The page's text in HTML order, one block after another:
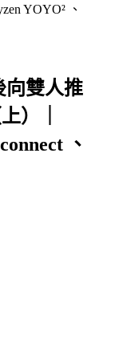
YOYO² 、
雙人推
）｜
、